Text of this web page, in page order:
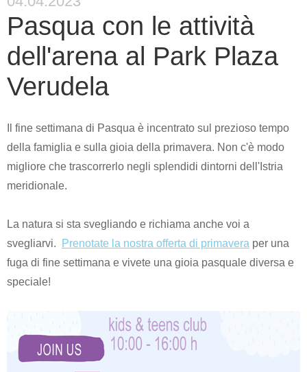
Pasqua con le attività
dell'arena al Park Plaza
Verudela
Il fine settimana di Pasqua è incentrato sul prezioso tempo
della famiglia e sulla gioia della primavera. Non c'è modo
migliore che trascorrerlo negli splendidi dintorni dell'Istria
meridionale.
La natura si sta svegliando e richiama anche voi a
svegliarvi.
Prenotate la nostra offerta di primavera per una
fuga di fine settimana e vivete una gioia pasquale diversa e
speciale!